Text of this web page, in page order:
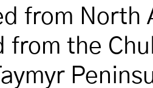
from North
from the